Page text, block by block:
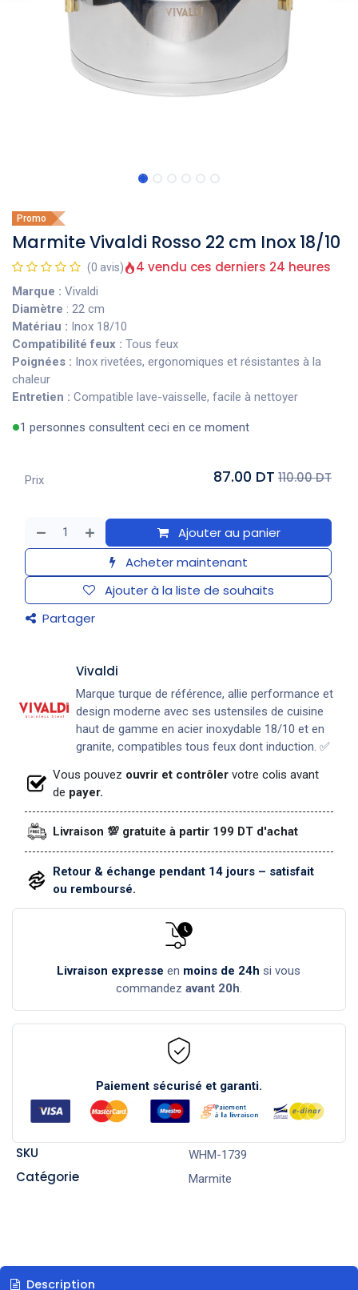
Promo
Marmite Vivaldi Rosso 22 cm Inox 18/10
(0 avis) 4 vendu ces derniers 24 heures
Marque : Vivaldi
Diamètre : 22 cm
Matériau : Inox 18/10
Compatibilité feux : Tous feux
Poignées : Inox rivetées, ergonomiques et résistantes à la
chaleur
Entretien : Compatible lave-vaisselle, facile à nettoyer
1 personnes consultent ceci en ce moment
Ajouter au panier
Acheter maintenant
Ajouter à la liste de souhaits
Partager
Prix 87.00 DT 110.00 DT
Vivaldi
Marque turque de référence, allie performance et
design moderne avec ses ustensiles de cuisine
haut de gamme en acier inoxydable 18/10 et en
granite, compatibles tous feux dont induction. ✅
Vous pouvez ouvrir et contrôler votre colis avant
de payer.
Livraison 💯 gratuite à partir 199 DT d'achat
Retour & échange pendant 14 jours – satisfait
ou remboursé.
Livraison expresse en moins de 24h si vous
commandez avant 20h.
Paiement sécurisé et garanti.
SKU WHM-1739
Catégorie Marmite
Description